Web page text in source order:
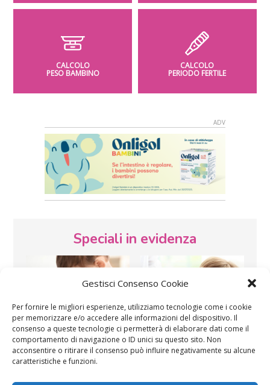
Gestisci Consenso Cookie
Per fornire le migliori esperienze, utilizziamo tecnologie come i cookie
per memorizzare e/o accedere alle informazioni del dispositivo. Il
consenso a queste tecnologie ci permetterà di elaborare dati come il
comportamento di navigazione o ID unici su questo sito. Non
acconsentire o ritirare il consenso può influire negativamente su alcune
caratteristiche e funzioni.
CALCOLO
PESO BAMBINO
CALCOLO
PERIODO FERTILE
Speciali in evidenza
Vaccini SOS Pediatra